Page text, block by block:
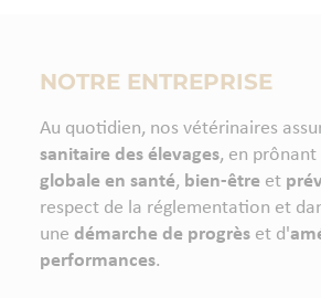
NOTRE ENTREPRISE
Au quotidien, nos vétérinaires
sanitaire des élevages, en prônant
globale en santé, bien-êtreet
respect de la réglementation et
une démarche de progrèset d'
performances.